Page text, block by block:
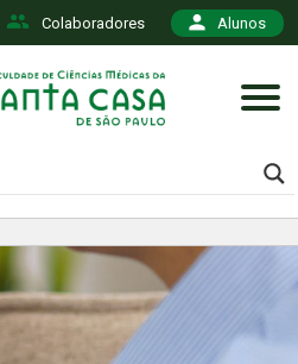
Colaboradores Alunos